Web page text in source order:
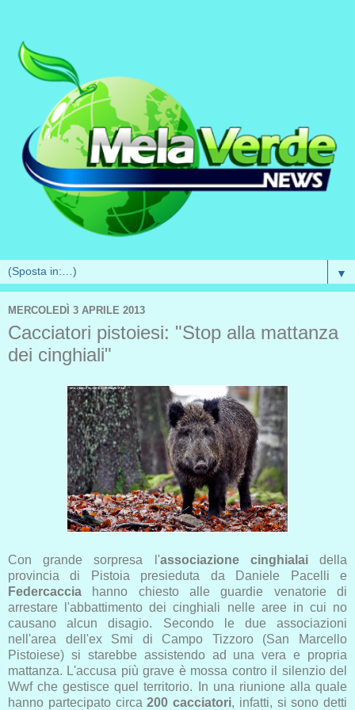
▼
MERCOLEDÌ 3 APRILE 2013
Cacciatori pistoiesi: "Stop alla mattanza
dei cinghiali"
Con grande sorpresa l'associazione cinghialaidella
provincia di Pistoia presieduta da Daniele Pacelli e
Federcaccia hanno chiesto alle guardie venatorie di
arrestare l'abbattimento dei cinghiali nelle aree in cui no
causano alcun disagio. Secondo le due associazioni
nell'area dell'ex Smi di Campo Tizzoro (San Marcello
Pistoiese) si starebbe assistendo ad una vera e propria
mattanza. L'accusa più grave è mossa contro il silenzio del
Wwf che gestisce quel territorio. In una riunione alla quale
hanno partecipato circa200 cacciatori, infatti, si sono detti